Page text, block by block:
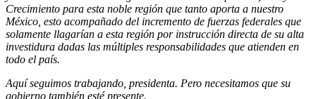
Crecimiento para esta noble región que tanto aporta a nuestro
México, esto acompañado del incremento de fuerzas federales que
solamente llagarían a esta región por instrucción directa de su alta
investidura dadas las múltiples responsabilidades que atienden en
todo el país.
Aquí seguimos trabajando, presidenta. Pero necesitamos que su
gobierno también esté presente.